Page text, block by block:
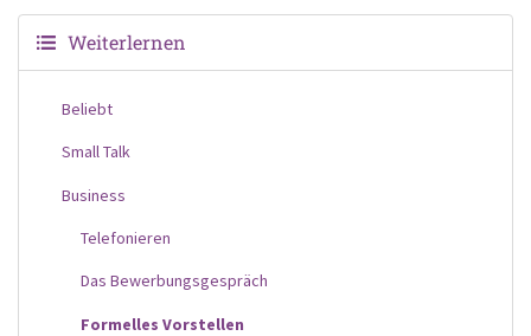
Weiterlernen
Beliebt
Small Talk
Business
Telefonieren
Das Bewerbungsgespräch
Formelles Vorstellen